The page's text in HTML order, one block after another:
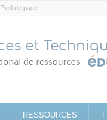
Pied de page
RESSOURCES